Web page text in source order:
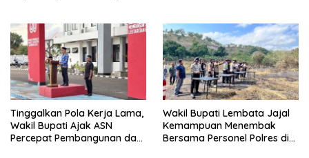
Tinggalkan Pola Kerja Lama,
Wakil Bupati Ajak ASN
Percepat Pembangunan dan
Wakil Bupati Lembata Jajal
Kemampuan Menembak
Bersama Personel Polres di